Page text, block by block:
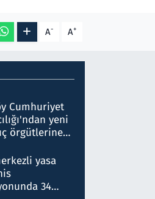
A- A+
Cumhuriyet
yeni
örgütlerine
gözaltı kararı
yasa
34